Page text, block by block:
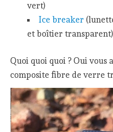
vert)
Ice breaker
et boîtier transparent)
Quoi quoi quoi ? Oui vous
composite fibre de verre